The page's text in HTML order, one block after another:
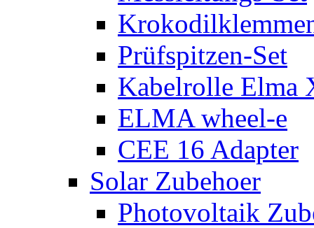
Prüfspitzen-Set
Kabelrolle Elma
ELMA wheel-e
CEE 16 Adapter
Solar Zubehoer
Photovoltaik